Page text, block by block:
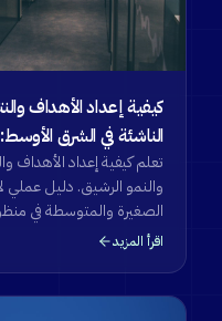
الناشئة في الشرق
والنمو الرشيق. دليل عملي
الصغيرة والمتوسطة في
الشرق الأوسط وشمال أفريقيا.
اقرأ المزيد